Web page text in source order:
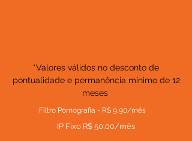
*Valores válidos no desconto de
pontualidade e permanência mínimo de 12
meses
Filtro Pornografia - R$ 9,90/mês
IP Fixo R$ 50,00/mês